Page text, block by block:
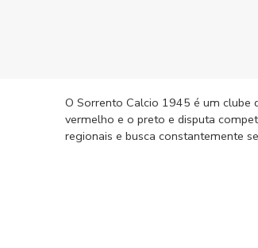
O Sorrento Calcio 1945 é um clube
vermelho e o preto e disputa
regionais e busca constantemente